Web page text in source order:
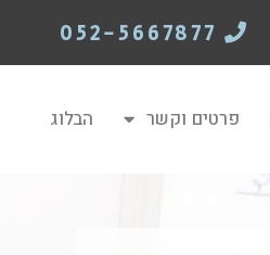
פרטים וקשר הבלוג